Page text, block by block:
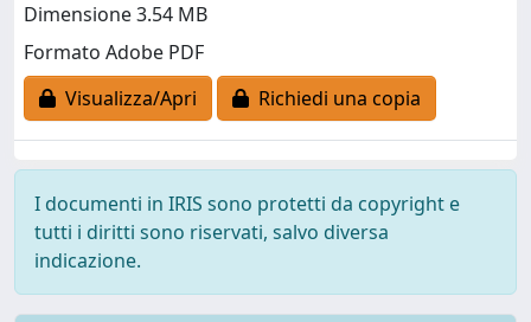
Dimensione 3.54 MB
Formato Adobe PDF
Visualizza/Apri
Richiedi una copia
I documenti in IRIS sono protetti da copyright e
tutti i diritti sono riservati, salvo diversa
indicazione.